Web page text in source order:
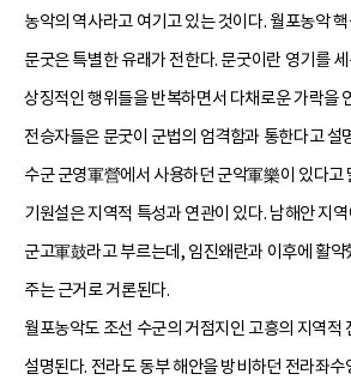
농악의 역사라고 여기고 있는 것이다. 월포농악
문굿은 특별한 유래가 전한다. 문굿이란 영기를
상징적인 행위들을 반복하면서 다채로운 가락을
전승자들은 문굿이 군법의 엄격함과 통한다고 설
수군 군영軍營에서 사용하던 군악軍樂이 있다고
기원설은 지역적 특성과 연관이 있다. 남해안 지
군고軍鼓라고 부르는데, 임진왜란과 이후에 활약
주는 근거로 거론된다.
월포농악도 조선 수군의 거점지인 고흥의 지역적
설명된다. 전라도 동부 해안을 방비하던 전라좌